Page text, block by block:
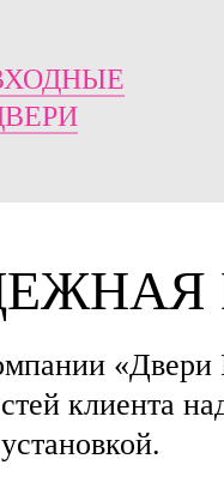
«Двери
клиента